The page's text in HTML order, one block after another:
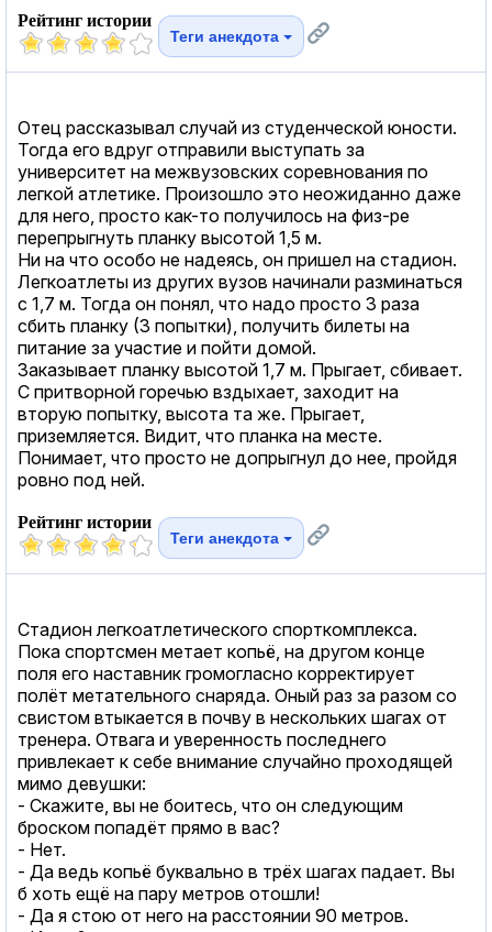
Рейтинг истории
Теги анекдота
Отец рассказывал случай из студенческой юности.
Тогда его вдруг отправили выступать за
университет на межвузовских соревнования по
легкой атлетике. Произошло это неожиданно даже
для него, просто как-то получилось на физ-ре
перепрыгнуть планку высотой 1,5 м.
Ни на что особо не надеясь, он пришел на стадион.
Легкоатлеты из других вузов начинали разминаться
с 1,7 м. Тогда он понял, что надо просто 3 раза
сбить планку (3 попытки), получить билеты на
питание за участие и пойти домой.
Заказывает планку высотой 1,7 м. Прыгает, сбивает.
С притворной горечью вздыхает, заходит на
вторую попытку, высота та же. Прыгает,
приземляется. Видит, что планка на месте.
Понимает, что просто не допрыгнул до нее, пройдя
ровно под ней.
Рейтинг истории
Теги анекдота
Стадион легкоатлетического спорткомплекса.
Пока спортсмен метает копьё, на другом конце
поля его наставник громогласно корректирует
полёт метательного снаряда. Оный раз за разом со
свистом втыкается в почву в нескольких шагах от
тренера. Отвага и уверенность последнего
привлекает к себе внимание случайно проходящей
мимо девушки:
- Скажите, вы не боитесь, что он следующим
броском попадёт прямо в вас?
- Нет.
- Да ведь копьё буквально в трёх шагах падает. Вы
б хоть ещё на пару метров отошли!
- Да я стою от него на расстоянии 90 метров.